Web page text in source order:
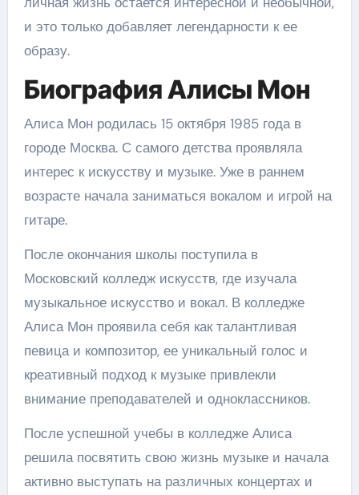
и это только добавляет легендарности к ее
образу.
Биография Алисы Мон
Алиса Мон родилась 15 октября 1985 года в
городе Москва. С самого детства проявляла
интерес к искусству и музыке. Уже в раннем
возрасте начала заниматься вокалом и игрой на
гитаре.
После окончания школы поступила в
Московский колледж искусств, где изучала
музыкальное искусство и вокал. В колледже
Алиса Мон проявила себя как талантливая
певица и композитор, ее уникальный голос и
креативный подход к музыке привлекли
внимание преподавателей и одноклассников.
После успешной учебы в колледже Алиса
решила посвятить свою жизнь музыке и начала
активно выступать на различных концертах и